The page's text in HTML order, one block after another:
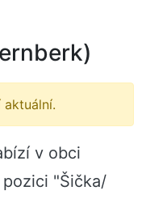
aktuální.
v obci
"Šička/